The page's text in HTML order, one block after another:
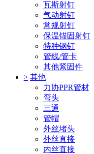
瓦斯射钉
气动射钉
常规射钉
保温锚固射钉
特种钢钉
管线/管卡
其他紧固件
> 其他
力协PPR管材
弯头
三通
管帽
外丝堵头
外丝直接
内丝直接